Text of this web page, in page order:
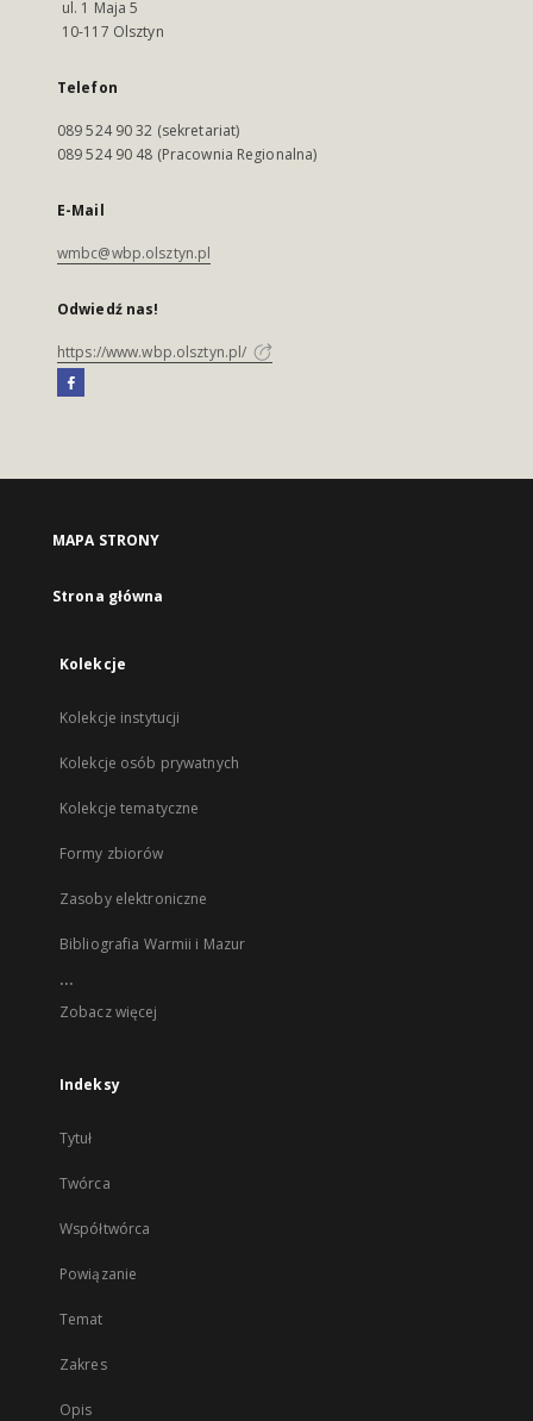
ul. 1 Maja 5
10-117 Olsztyn
Telefon
089 524 90 32 (sekretariat)
089 524 90 48 (Pracownia Regionalna)
E-Mail
wmbc@wbp.olsztyn.pl
Odwiedź nas!
https://www.wbp.olsztyn.pl/
MAPA STRONY
Strona główna
Kolekcje
Kolekcje instytucji
Kolekcje osób prywatnych
Kolekcje tematyczne
Formy zbiorów
Zasoby elektroniczne
Bibliografia Warmii i Mazur
...
Zobacz więcej
Indeksy
Tytuł
Twórca
Współtwórca
Powiązanie
Temat
Zakres
Opis